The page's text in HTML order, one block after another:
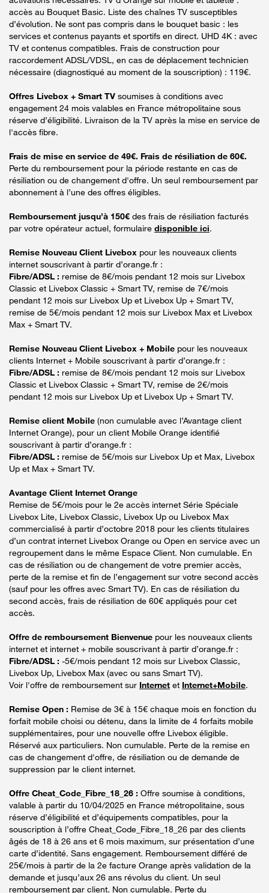
accès au Bouquet Basic. Liste des chaînes TV susceptibles
d’évolution. Ne sont pas compris dans le bouquet basic : les
services et contenus payants et sportifs en direct. UHD 4K : avec
TV et contenus compatibles. Frais de construction pour
raccordement ADSL/VDSL, en cas de déplacement technicien
nécessaire (diagnostiqué au moment de la souscription) : 119€.
Offres Livebox + Smart TV soumises à conditions avec
engagement 24 mois valables en France métropolitaine sous
réserve d’éligibilité. Livraison de la TV après la mise en service de
l'accès fibre.
Frais de mise en service de 49€. Frais de résiliation de 60€.
Perte du remboursement pour la période restante en cas de
résiliation ou de changement d'offre. Un seul remboursement par
abonnement à l’une des offres éligibles.
Remboursement jusqu’à 150€ des frais de résiliation facturés
par votre opérateur actuel, formulaire disponible ici.
Remise Nouveau Client Livebox pour les nouveaux clients
internet souscrivant à partir d’orange.fr :
Fibre/ADSL : remise de 8€/mois pendant 12 mois sur Livebox
Classic et Livebox Classic + Smart TV, remise de 7€/mois
pendant 12 mois sur Livebox Up et Livebox Up + Smart TV,
remise de 5€/mois pendant 12 mois sur Livebox Max et Livebox
Max + Smart TV.
Remise Nouveau Client Livebox + Mobile pour les nouveaux
clients Internet + Mobile souscrivant à partir d’orange.fr :
Fibre/ADSL : remise de 8€/mois pendant 12 mois sur Livebox
Classic et Livebox Classic + Smart TV, remise de 2€/mois
pendant 12 mois sur Livebox Up et Livebox Up + Smart TV.
Remise client Mobile (non cumulable avec l’Avantage client
Internet Orange), pour un client Mobile Orange identifié
souscrivant à partir d’orange.fr :
Fibre/ADSL : remise de 5€/mois sur Livebox Up et Max, Livebox
Up et Max + Smart TV.
Avantage Client Internet Orange
Remise de 5€/mois pour le 2e accès internet Série Spéciale
Livebox Lite, Livebox Classic, Livebox Up ou Livebox Max
commercialisé à partir d’octobre 2018 pour les clients titulaires
d’un contrat internet Livebox Orange ou Open en service avec un
regroupement dans le même Espace Client. Non cumulable. En
cas de résiliation ou de changement de votre premier accès,
perte de la remise et fin de l’engagement sur votre second accès
(sauf pour les offres avec Smart TV). En cas de résiliation du
second accès, frais de résiliation de 60€ appliqués pour cet
accès.
Offre de remboursement Bienvenue pour les nouveaux clients
internet et internet + mobile souscrivant à partir d’orange.fr :
Fibre/ADSL : -5€/mois pendant 12 mois sur Livebox Classic,
Livebox Up, Livebox Max (avec ou sans Smart TV).
Voir l'offre de remboursement sur Internet et Internet+Mobile.
Remise Open : Remise de 3€ à 15€ chaque mois en fonction du
forfait mobile choisi ou détenu, dans la limite de 4 forfaits mobile
supplémentaires, pour une nouvelle offre Livebox éligible.
Réservé aux particuliers. Non cumulable. Perte de la remise en
cas de changement d'offre, de résiliation ou de demande de
suppression par le client internet.
Offre Cheat_Code_Fibre_18_26 : Offre soumise à conditions,
valable à partir du 10/04/2025 en France métropolitaine, sous
réserve d’éligibilité et d’équipements compatibles, pour la
souscription à l’offre Cheat_Code_Fibre_18_26 par des clients
âgés de 18 à 26 ans et 6 mois maximum, sur présentation d’une
carte d’identité. Sans engagement. Remboursement différé de
25€/mois à partir de la 2e facture Orange après validation de la
demande et jusqu’aux 26 ans révolus du client. Un seul
remboursement par client. Non cumulable. Perte du